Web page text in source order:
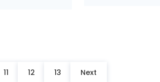
11 12 13 Next